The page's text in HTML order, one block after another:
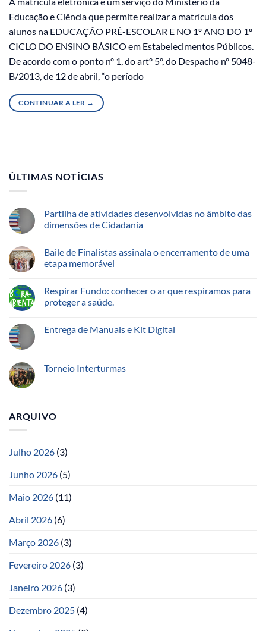
Educação e Ciência que permite realizar a matrícula dos
alunos na EDUCAÇÃO PRÉ-ESCOLAR E NO 1º ANO DO 1º
CICLO DO ENSINO BÁSICO em Estabelecimentos Públicos.
De acordo com o ponto nº 1, do artº 5º, do Despacho nº 5048-
B/2013, de 12 de abril, “o período
CONTINUAR A LER →
ÚLTIMAS NOTÍCIAS
Partilha de atividades desenvolvidas no âmbito das
dimensões de Cidadania
Baile de Finalistas assinala o encerramento de uma
etapa memorável
Respirar Fundo: conhecer o ar que respiramos para
proteger a saúde.
Entrega de Manuais e Kit Digital
Torneio Interturmas
ARQUIVO
Julho 2026 (3)
Junho 2026 (5)
Maio 2026 (11)
Abril 2026 (6)
Março 2026 (3)
Fevereiro 2026 (3)
Janeiro 2026 (3)
Dezembro 2025 (4)